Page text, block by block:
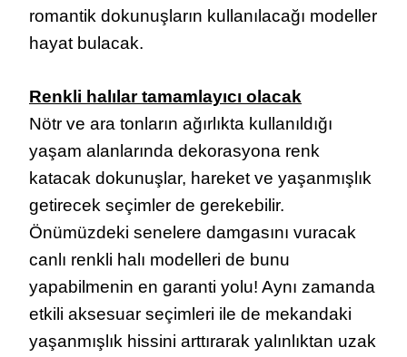
romantik dokunuşların kullanılacağı modeller
hayat bulacak.
Renkli halılar tamamlayıcı olacak
Nötr ve ara tonların ağırlıkta kullanıldığı
yaşam alanlarında dekorasyona renk
katacak dokunuşlar, hareket ve yaşanmışlık
getirecek seçimler de gerekebilir.
Önümüzdeki senelere damgasını vuracak
canlı renkli halı modelleri de bunu
yapabilmenin en garanti yolu! Aynı zamanda
etkili aksesuar seçimleri ile de mekandaki
yaşanmışlık hissini arttırarak yalınlıktan uzak